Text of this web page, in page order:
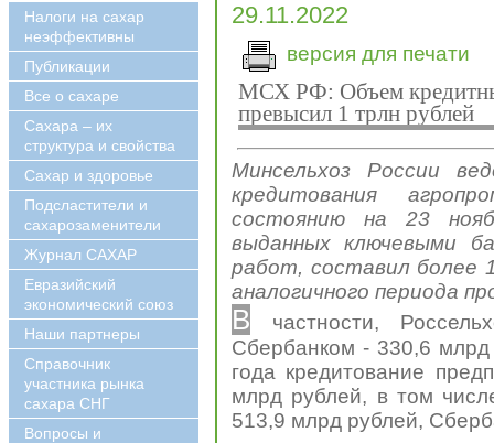
Налоги на сахар
неэффективны
Публикации
Все о сахаре
Сахара – их
структура и свойства
Сахар и здоровье
Подсластители и
сахарозаменители
Журнал САХАР
Евразийский
экономический союз
Наши партнеры
Справочник
участника рынка
сахара СНГ
Вопросы и
29.11.2022
версия для печати
МСХ РФ: Объем
превысил 1 трлн рублей
Минсельхоз России
кредитования
состоянию на 23
выданных ключевыми
работ, составил более
аналогичного периода
В частности,
Сбербанком - 330,6
года кредитование
млрд рублей, в том
513,9 млрд рублей,